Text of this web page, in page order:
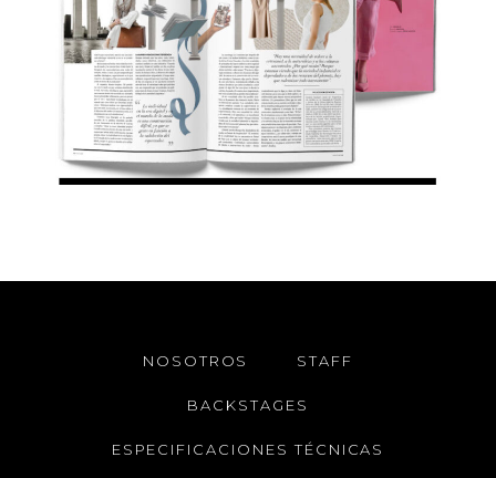
NOSOTROS STAFF
BACKSTAGES
ESPECIFICACIONES TÉCNICAS